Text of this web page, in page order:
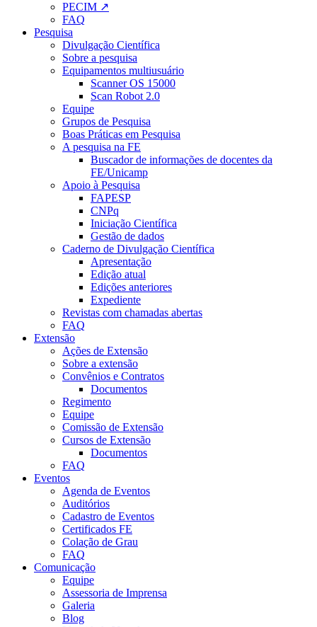
PECIM ↗
FAQ
Pesquisa
Divulgação Científica
Sobre a pesquisa
Equipamentos multiusuário
Scanner OS 15000
Scan Robot 2.0
Equipe
Grupos de Pesquisa
Boas Práticas em Pesquisa
A pesquisa na FE
Buscador de informações de docentes da
FE/Unicamp
Apoio à Pesquisa
FAPESP
CNPq
Iniciação Científica
Gestão de dados
Caderno de Divulgação Científica
Apresentação
Edição atual
Edições anteriores
Expediente
Revistas com chamadas abertas
FAQ
Extensão
Ações de Extensão
Sobre a extensão
Convênios e Contratos
Documentos
Regimento
Equipe
Comissão de Extensão
Cursos de Extensão
Documentos
FAQ
Eventos
Agenda de Eventos
Auditórios
Cadastro de Eventos
Certificados FE
Colação de Grau
FAQ
Comunicação
Equipe
Assessoria de Imprensa
Galeria
Blog